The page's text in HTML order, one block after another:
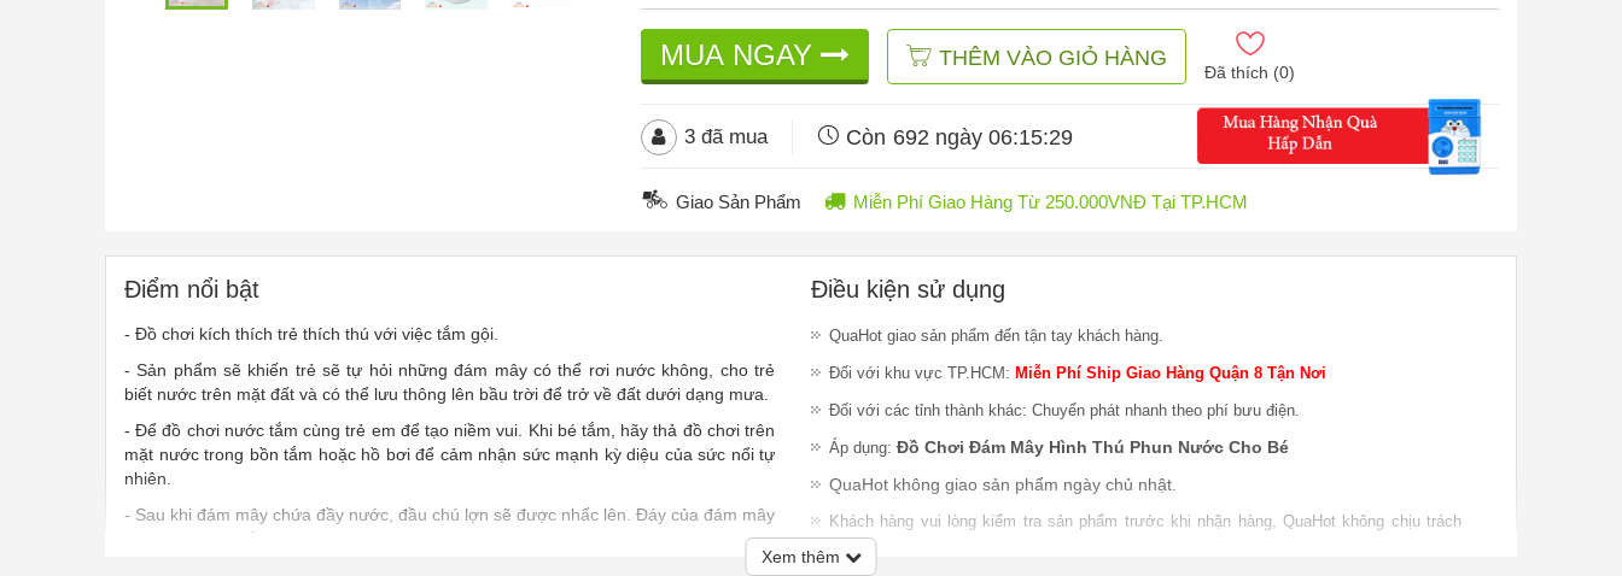
MUA NGAY THÊM VÀO GIỎ HÀNG
Đã thích (0)
3đã mua Còn 692 ngày 06:15:26
Giao Sản Phẩm Miễn Phí Giao Hàng Từ 250.000VNĐ Tại TP.HCM
Điểm nổi bật
- Đồ chơi kích thích trẻ thích thú với việc tắm gội.
- Sản phẩm sẽ khiến trẻ sẽ tự hỏi những đám mây có thể rơi nước không, cho trẻ
biết nước trên mặt đất và có thể lưu thông lên bầu trời để trở về đất dưới dạng mưa.
- Để đồ chơi nước tắm cùng trẻ em để tạo niềm vui. Khi bé tắm, hãy thả đồ chơi trên
mặt nước trong bồn tắm hoặc hồ bơi để cảm nhận sức mạnh kỳ diệu của sức nổi tự
nhiên.
- Sau khi đám mây chứa đầy nước, đầu chú lợn sẽ được nhấc lên. Đáy của đám mây
sẽ tưới nước, giống như trời mưa.
Điều kiện sử dụng
QuaHot giao sản phẩm đến tận tay khách hàng.
Đối với khu vực TP.HCM: Miễn Phí Ship Giao Hàng Quận 8 Tận Nơi
Đối với các tỉnh thành khác: Chuyển phát nhanh theo phí bưu điện.
Áp dụng: Đồ Chơi Đám Mây Hình Thú Phun Nước Cho Bé
QuaHot không giao sản phẩm ngày chủ nhật.
Khách hàng vui lòng kiểm tra sản phẩm trước khi nhận hàng, QuaHot không chịu trách
nhiệm đổi trả sản phẩm sau khi giao hàng.
Xem thêm